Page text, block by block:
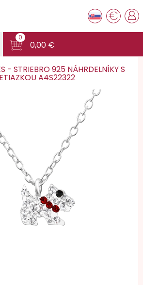
€
0
0,00 €
- STRIEBRO 925 NÁHRDELNÍKY S
A4S22322